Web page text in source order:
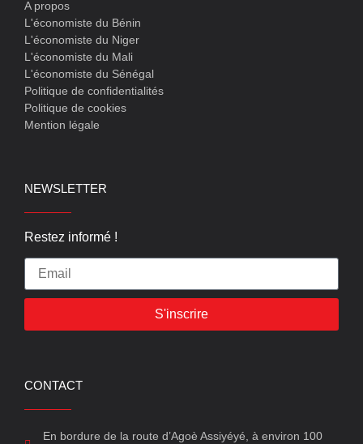
A propos
L'économiste du Bénin
L'économiste du Niger
L'économiste du Mali
L'économiste du Sénégal
Politique de confidentialités
Politique de cookies
Mention légale
NEWSLETTER
Restez informé !
S'inscrire
CONTACT
En bordure de la route d’Agoè Assiyéyé, à environ 100